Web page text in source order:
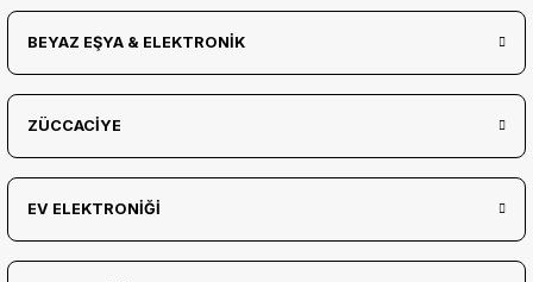
BEYAZ EŞYA & ELEKTRONİK
ZÜCCACİYE
EV ELEKTRONİĞİ